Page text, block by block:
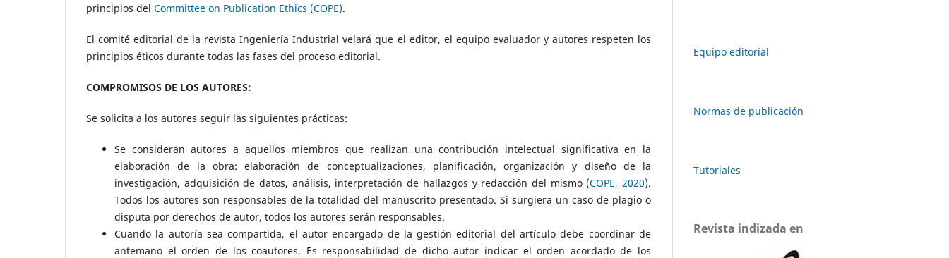
principios del Committee on Publication Ethics (COPE).
El comité editorial de la revista Ingeniería Industrial velará que el editor, el equipo evaluador y autores respeten los
principios éticos durante todas las fases del proceso editorial.
COMPROMISOS DE LOS AUTORES:
Se solicita a los autores seguir las siguientes prácticas:
Se consideran autores a aquellos miembros que realizan una contribución intelectual significativa en la
elaboración de la obra: elaboración de conceptualizaciones, planificación, organización y diseño de la
investigación, adquisición de datos, análisis, interpretación de hallazgos y redacción del mismo (COPE, 2020).
Todos los autores son responsables de la totalidad del manuscrito presentado. Si surgiera un caso de plagio o
disputa por derechos de autor, todos los autores serán responsables.
Cuando la autoría sea compartida, el autor encargado de la gestión editorial del artículo debe coordinar de
antemano el orden de los coautores. Es responsabilidad de dicho autor indicar el orden acordado de los
Equipo editorial
Normas de publicación
Tutoriales
Revista indizada en